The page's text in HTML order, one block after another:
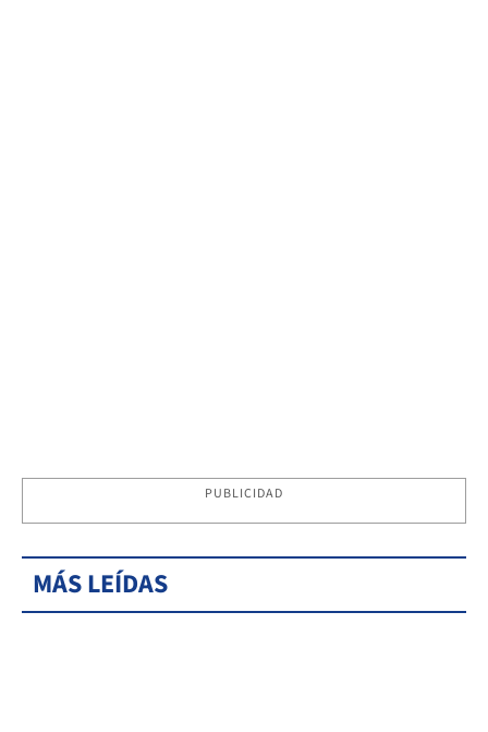
PUBLICIDAD
MÁS LEÍDAS